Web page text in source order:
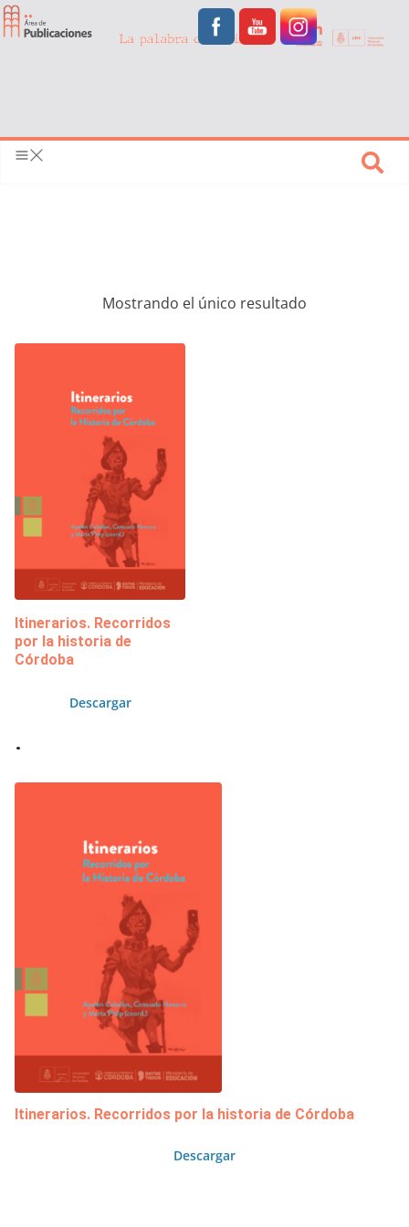
Mostrando el único resultado
Itinerarios. Recorridos
por la historia de
Córdoba
Descargar
.
Itinerarios. Recorridos por la historia de Córdoba
Descargar